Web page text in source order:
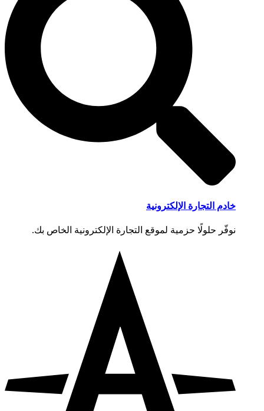
خادم التجارة الإلكترونية
نوفّر حلولًا حزمية لموقع التجارة الإلكترونية الخاص بك.